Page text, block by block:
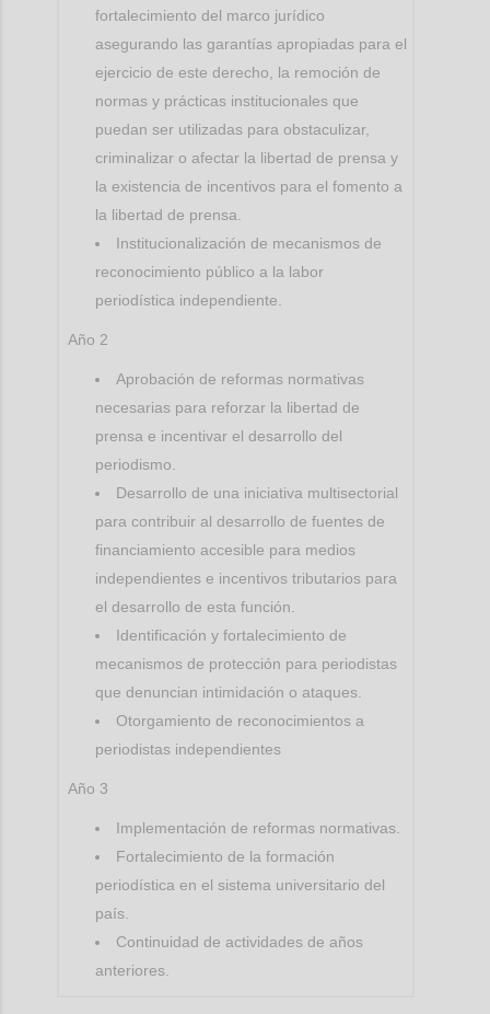
fortalecimiento del marco jurídico
asegurando las garantías apropiadas para el
ejercicio de este derecho, la remoción de
normas y prácticas institucionales que
puedan ser utilizadas para obstaculizar,
criminalizar o afectar la libertad de prensa y
la existencia de incentivos para el fomento a
la libertad de prensa.
Institucionalización de mecanismos de
reconocimiento público a la labor
periodística independiente.
Año 2
Aprobación de reformas normativas
necesarias para reforzar la libertad de
prensa e incentivar el desarrollo del
periodismo.
Desarrollo de una iniciativa multisectorial
para contribuir al desarrollo de fuentes de
financiamiento accesible para medios
independientes e incentivos tributarios para
el desarrollo de esta función.
Identificación y fortalecimiento de
mecanismos de protección para periodistas
que denuncian intimidación o ataques.
Otorgamiento de reconocimientos a
periodistas independientes
Año 3
Implementación de reformas normativas.
Fortalecimiento de la formación
periodística en el sistema universitario del
país.
Continuidad de actividades de años
anteriores.